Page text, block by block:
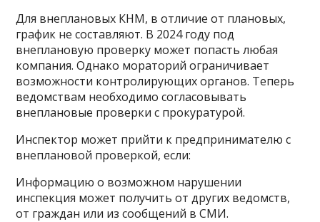
Для внеплановых КНМ, в отличие от плановых,
график не составляют. В 2024 году под
внеплановую проверку может попасть любая
компания. Однако мораторий ограничивает
возможности контролирующих органов. Теперь
ведомствам необходимо согласовывать
внеплановые проверки с прокуратурой.
Инспектор может прийти к предпринимателю с
внеплановой проверкой, если:
Информацию о возможном нарушении
инспекция может получить от других ведомств,
от граждан или из сообщений в СМИ.